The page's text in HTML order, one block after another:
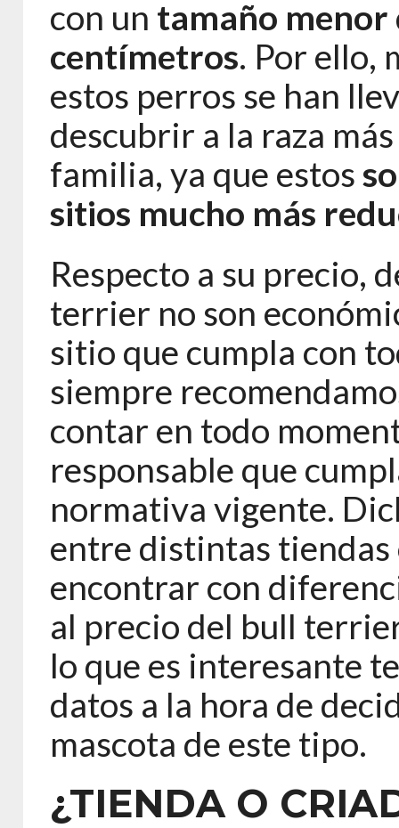
con un tamaño menor
centímetros. Por ello,
estos perros se han
descubrir a la raza
familia, ya que estos
sitios mucho más
Respecto a su precio,
terrier no son
sitio que cumpla con
siempre
contar en todo
responsable que
normativa vigente.
entre distintas tiendas
encontrar con
al precio del bull
lo que es interesante
datos a la hora de
mascota de este tipo.
¿TIENDA O